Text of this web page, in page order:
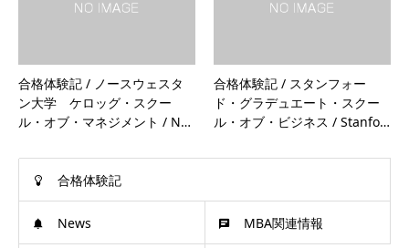
合格体験記 / ノースウェスタ
ン大学 ケロッグ・スクー
ル・オブ・マネジメント / N…
合格体験記 / スタンフォー
ド・グラデュエート・スクー
ル・オブ・ビジネス / Stanfo…
合格体験記
News MBA関連情報